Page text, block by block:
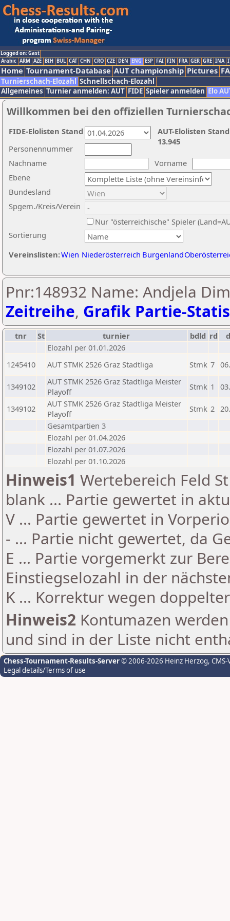
Logged on: Gast
Arabic ARM AZE BIH BUL CAT CHN CRO CZE DEN ENG ESP FAI FIN FRA GER GRE INA
Home Tournament-Database AUT championship Pictures
Turnierschach-Elozahl Schnellschach-Elozahl
Allgemeines Turnier anmelden: AUT FIDE Spieler anmelden Elo
Willkommen bei den offiziellen
Nachname
Vorname
Ebene
Sortierung
Personennummer
Bundesland
Spgem./Kreis/Verein
Nur "österreichische" Spieler
Vereinslisten:Wien Niederösterreich Burgenland
AUT-Elolisten
13.945
FIDE-Elolisten Stand
Pnr:148932 Name: Andjela
Zeitreihe, Grafik Partie-
tnr St turnier bdld rd
Elozahl per 01.01.2026
1245410
AUT STMK 2526 Graz Stadtliga Stmk 7
1349102
AUT STMK 2526 Graz Stadtliga Meister
Playoff
Stmk 1
1349102
AUT STMK 2526 Graz Stadtliga Meister
Playoff
Stmk 2
Gesamtpartien 3
Elozahl per 01.04.2026
Elozahl per 01.07.2026
Elozahl per 01.10.2026
Hinweis1 Wertebereich Feld
blank ... Partie gewertet in
V ... Partie gewertet in
- ... Partie nicht gewertet, da
E ... Partie vorgemerkt zur
Einstiegselozahl in der
K ... Korrektur wegen
Hinweis2 Kontumazen
und sind in der Liste nicht
Chess-Tournament-Results-Server© 2006-2026 Heinz Herzog,
Legal details/Terms of use